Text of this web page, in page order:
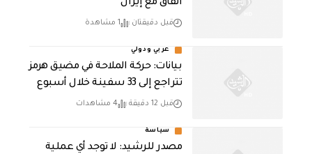
اتفاق مع إيران
قبل دقيقتان 1 مشاهدة
عربي ودولي
بيانات: حركة الملاحة في مضيق هرمز
تتراجع إلى 33 سفينة خلال أسبوع
قبل 12 دقيقة 4 مشاهدات
سياسة
مصدر للرشيد: لا توجد أي عملية